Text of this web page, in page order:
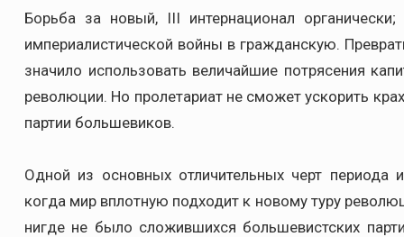
Борьба за новый, III интернационал
империалистической войны в гражданскую.
значило использовать величайшие потрясения
революции. Но пролетариат не сможет ускорить
партии большевиков.
Одной из основных отличительных черт периода
когда мир вплотную подходит к новому туру
нигде не было сложившихся большевистских